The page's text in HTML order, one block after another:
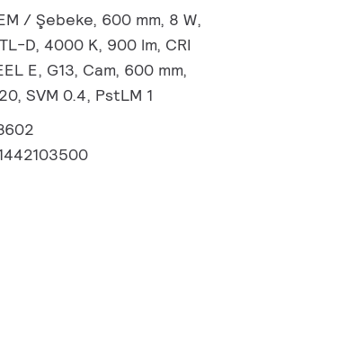
/ Şebeke, 600 mm, 8 W,
D, 4000 K, 900 lm, CRI
E, G13, Cam, 600 mm,
SVM 0.4, PstLM 1